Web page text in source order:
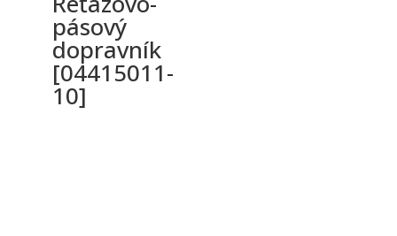
pásový
dopravník
[04415011-
10]